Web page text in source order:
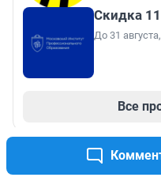
Скидка
До 31
Все